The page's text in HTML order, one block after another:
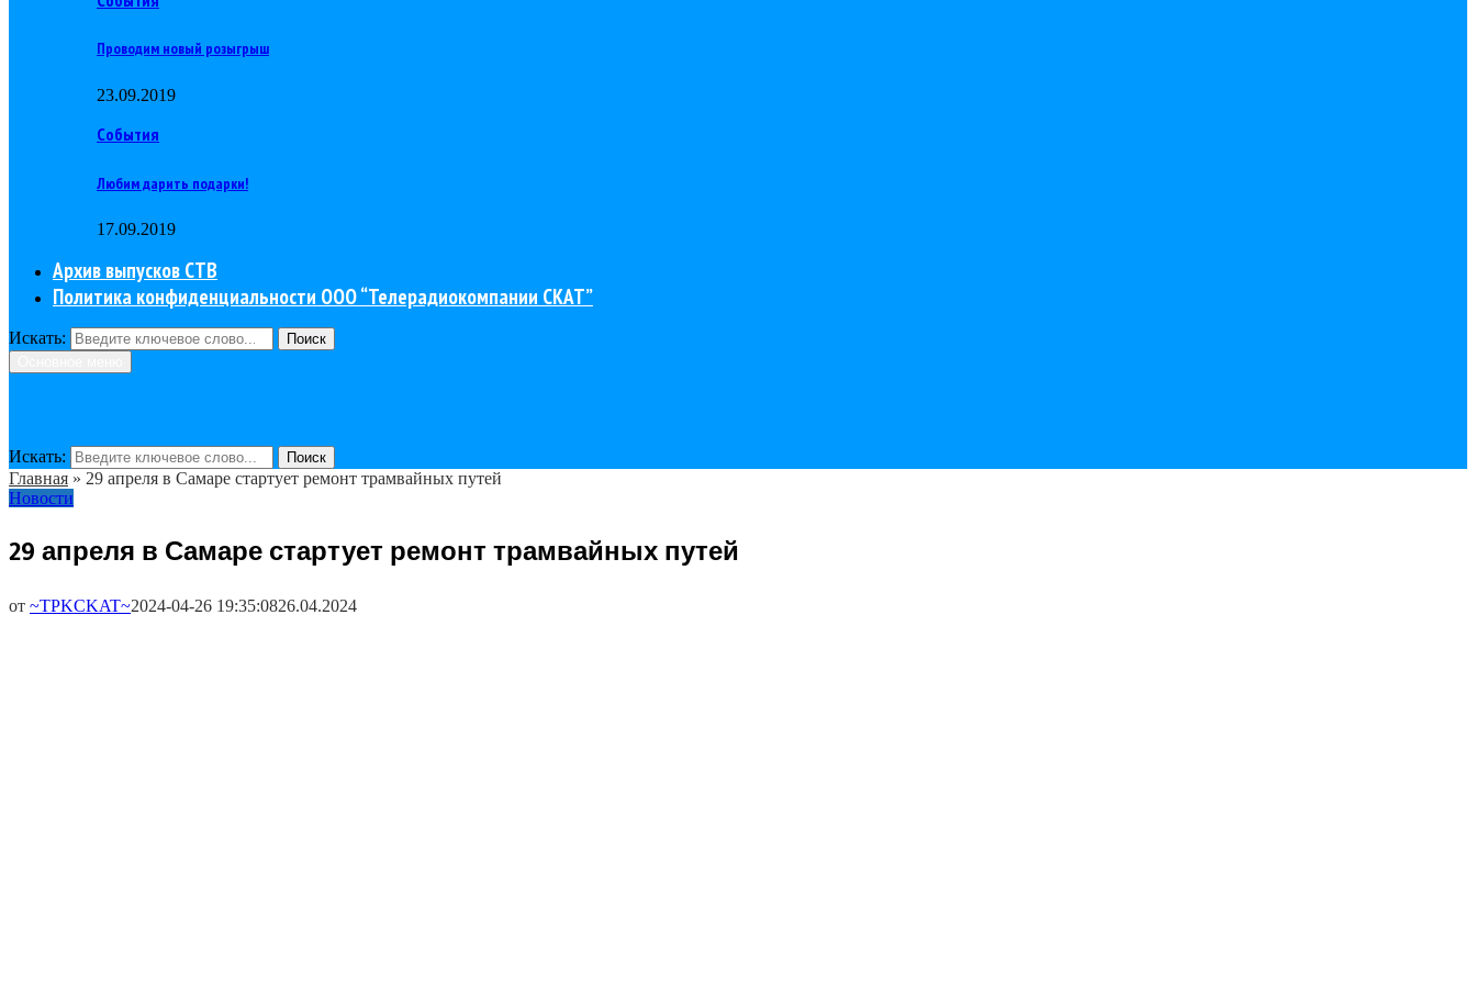
Проводим новый розыгрыш
23.09.2019
События
Любим дарить подарки!
17.09.2019
Архив выпусков СТВ
Политика конфиденциальности ООО “Телерадиокомпании СКАТ”
Искать:
Поиск
Искать: Поиск
Главная » 29 апреля в Самаре стартует ремонт трамвайных путей
Новости
29 апреля в Самаре стартует ремонт трамвайных путей
от ~TPKCKAT~2024-04-26 19:35:0826.04.2024